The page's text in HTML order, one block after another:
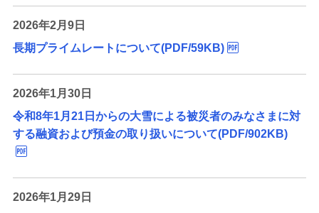
2026年2月9日
長期プライムレートについて(PDF/59KB)
2026年1月30日
令和8年1月21日からの大雪による被災者のみなさまに対
する融資および預金の取り扱いについて(PDF/902KB)
2026年1月29日